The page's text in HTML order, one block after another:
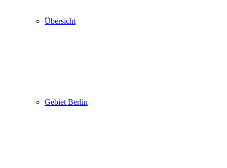
Übersicht
Gebiet Berlin